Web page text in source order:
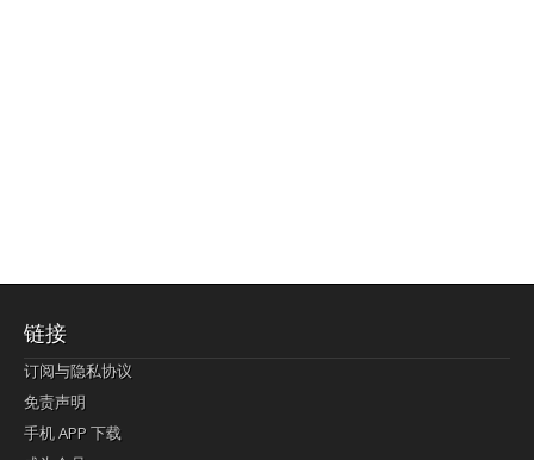
链接
订阅与隐私协议
免责声明
手机 APP 下载